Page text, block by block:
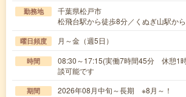
勤務地
千葉県松戸市
松飛台駅から徒歩8分／くぬぎ山駅か
曜日頻度 月～金（週5日）
時間
08:30～17:15(実働7時間45分 休憩1
談可能です
期間 2026年08月中旬～長期 ※8月～！